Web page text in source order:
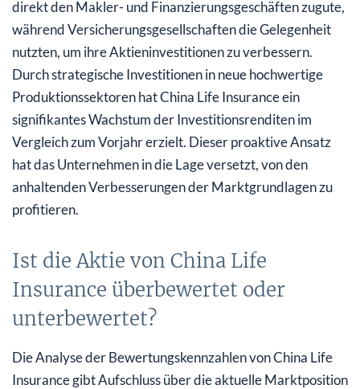
direkt den Makler- und Finanzierungsgeschäften zugute,
während Versicherungsgesellschaften die Gelegenheit
nutzten, um ihre Aktieninvestitionen zu verbessern.
Durch strategische Investitionen in neue hochwertige
Produktionssektoren hat China Life Insurance ein
signifikantes Wachstum der Investitionsrenditen im
Vergleich zum Vorjahr erzielt. Dieser proaktive Ansatz
hat das Unternehmen in die Lage versetzt, von den
anhaltenden Verbesserungen der Marktgrundlagen zu
profitieren.
Ist die Aktie von China Life
Insurance überbewertet oder
unterbewertet?
Die Analyse der Bewertungskennzahlen von China Life
Insurance gibt Aufschluss über die aktuelle Marktposition